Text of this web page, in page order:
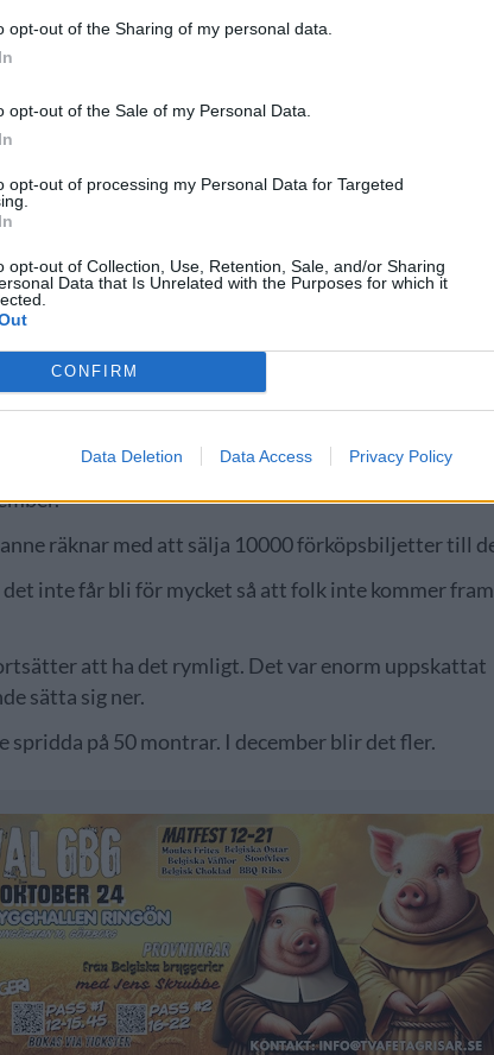
opt-out of the Sharing of my personal data.
opt-out of the Sale of my Personal Data.
opt-out of processing my Personal Data for Targeted
opt-out of Collection, Use, Retention, Sale, and/or Sharing
Data that Is Unrelated with the Purposes for which it
CONFIRM
Data Deletion Data Access Privacy Policy
även om majoriteten kom fredag och lördag.
vara betydligt mindre folk.
för mycket, inget bråk eller tjafs, utan bara lyckliga
omkring sig.
räknar med att sälja 10000 förköpsbiljetter till
inte får bli för mycket så att folk inte kommer
att ha det rymligt. Det var enorm uppskattat
sätta sig ner.
spridda på 50 montrar. I december blir det fler.